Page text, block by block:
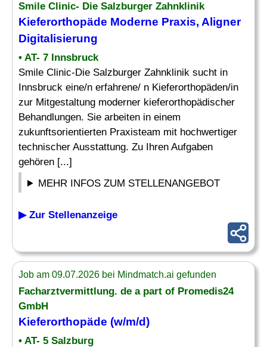
Smile Clinic- Die Salzburger Zahnklinik
Kieferorthopäde Moderne Praxis, Aligner
Digitalisierung
• AT- 7 Innsbruck
Smile Clinic-Die Salzburger Zahnklinik sucht in
Innsbruck eine/n erfahrene/ n Kieferorthopäden/in
zur Mitgestaltung moderner kieferorthopädischer
Behandlungen. Sie arbeiten in einem
zukunftsorientierten Praxisteam mit hochwertiger
technischer Ausstattung. Zu Ihren Aufgaben
gehören [...]
MEHR INFOS ZUM STELLENANGEBOT
▶ Zur Stellenanzeige
Job am 09.07.2026 bei Mindmatch.ai gefunden
Facharztvermittlung. de a part of Promedis24
GmbH
Kieferorthopäde (w/m/d)
• AT- 5 Salzburg